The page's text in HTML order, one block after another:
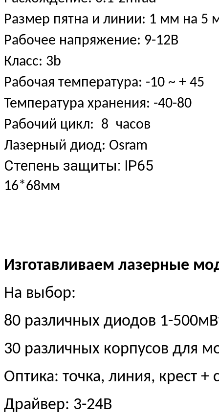
Размер пятна и линии: 1 мм на 5
Рабочее напряжение: 9-12В
Класс: 3b
Рабочая температура: -10 ~ + 45
Температура хранения: -40-80
Рабочий цикл:
8 часов
Лазерный диод: Osram
Степень защиты: IP65
16*68мм
Изготавливаем лазерные
На выбор:
80 различных диодов 1-
30 различных корпусов для
Оптика: точка, линия, крест
Драйвер: 3-24В